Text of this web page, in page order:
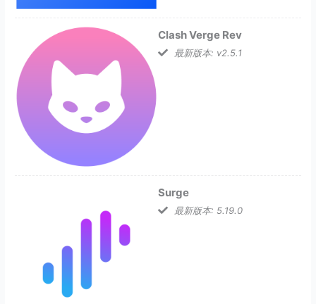
Clash Verge Rev
最新版本: v2.5.1
Surge
最新版本: 5.19.0